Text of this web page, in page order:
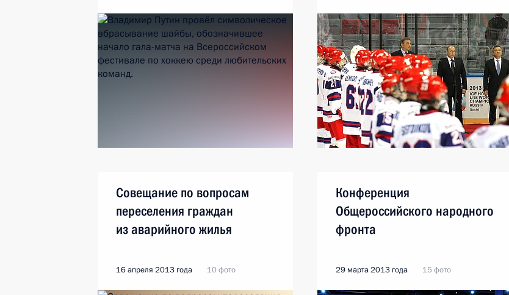
Совещание по вопросам
переселения граждан
из аварийного жилья
16 апреля 2013 года 10 фото
Конференция
Общероссийского народного
фронта
29 марта 2013 года 15 фото